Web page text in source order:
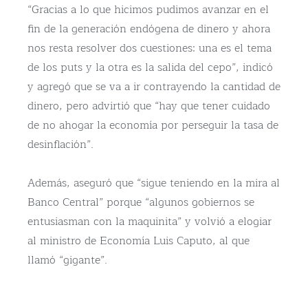
“Gracias a lo que hicimos pudimos avanzar en el
fin de la generación endógena de dinero y ahora
nos resta resolver dos cuestiones: una es el tema
de los puts y la otra es la salida del cepo”, indicó
y agregó que se va a ir contrayendo la cantidad de
dinero, pero advirtió que “hay que tener cuidado
de no ahogar la economía por perseguir la tasa de
desinflación”.
Además, aseguró que “sigue teniendo en la mira al
Banco Central” porque “algunos gobiernos se
entusiasman con la maquinita” y volvió a elogiar
al ministro de Economía Luis Caputo, al que
llamó “gigante”.